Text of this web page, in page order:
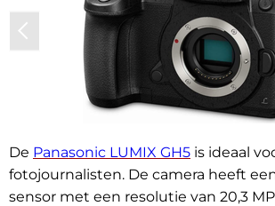
De Panasonic LUMIX GH5 is ideaal
fotojournalisten. De camera heeft
sensor met een resolutie van 20,3